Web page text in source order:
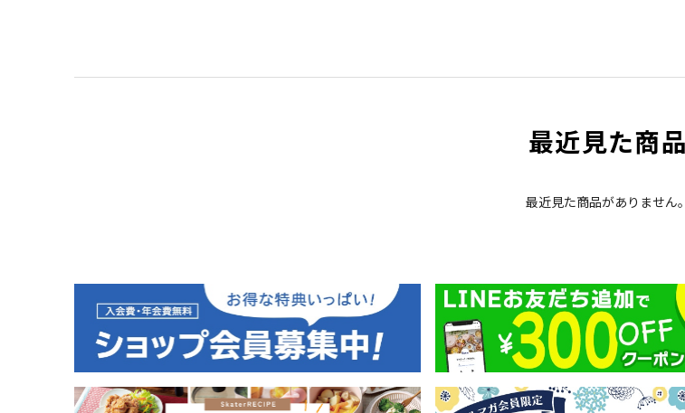
最近見た商品
最近見た商品がありません。